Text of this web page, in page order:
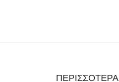
ΠΕΡΙΣΣΟΤΕΡΑ